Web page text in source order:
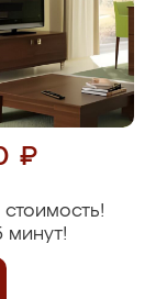
₽
минут!